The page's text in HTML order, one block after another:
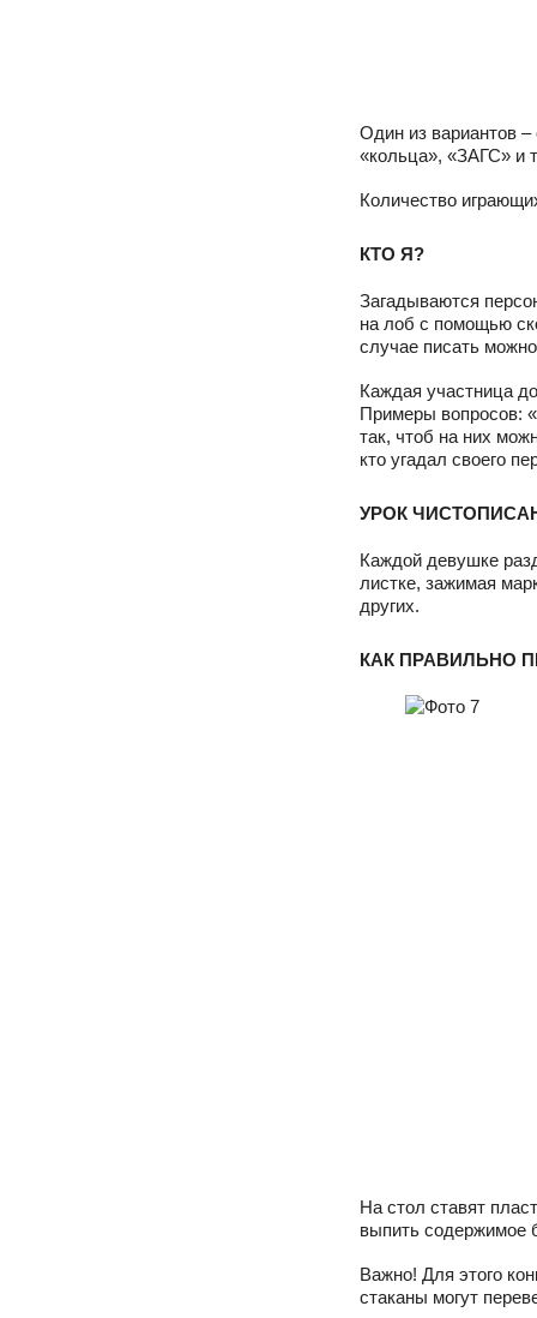
Один из вариантов
«кольца», «ЗАГС» и
Количество
КТО Я?
Загадываются
на лоб с помощью
случае писать
Каждая участница
Примеры вопросов:
так, чтоб на них
кто угадал своего
УРОК
Каждой девушке
листке, зажимая
других.
КАК ПРАВИЛЬНО
На стол ставят
выпить содержимое
Важно! Для этого
стаканы могут